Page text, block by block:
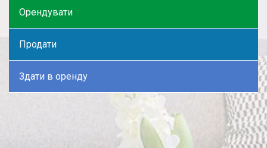
Орендувати
Продати
Здати в оренду